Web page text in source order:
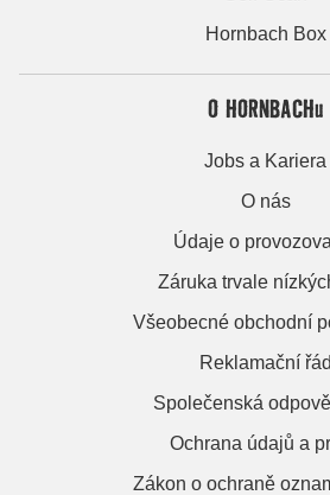
Hornbach Box
O HORNBACHu
Jobs a Kariera
O nás
Údaje o
Záruka trvale
Všeobecné obchodní
Reklamační řád
Společenská
Ochrana údajů a
Zákon o ochraně